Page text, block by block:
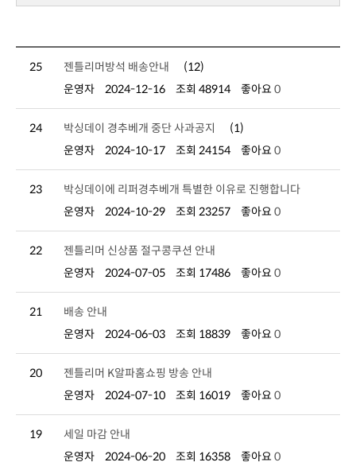
25 젠틀리머방석 배송안내
(12)
운영자
2024-12-16 조회 48914 좋아요 0
24 박싱데이 경추베개 중단 사과공지
(1)
운영자
2024-10-17 조회 24154 좋아요 0
23
박싱데이에 리퍼경추베개 특별한 이유로 진행합니다
운영자
2024-10-29 조회 23257 좋아요 0
22
젠틀리머 신상품 절구콩쿠션 안내
운영자
2024-07-05 조회 17486 좋아요 0
21
배송 안내
운영자
2024-06-03 조회 18839 좋아요 0
20
젠틀리머 K알파홈쇼핑 방송 안내
운영자
2024-07-10 조회 16019 좋아요 0
19
세일 마감 안내
운영자
2024-06-20 조회 16358 좋아요 0